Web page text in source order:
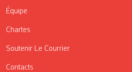
Équipe
Chartes
Soutenir Le Courrier
Contacts